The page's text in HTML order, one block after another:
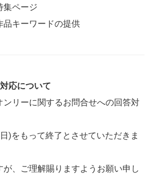
集ページ
品キーワードの提供
応について
ンリーに関するお問合せへの回答対
)をもって終了とさせていただきま
、ご理解賜りますようお願い申し